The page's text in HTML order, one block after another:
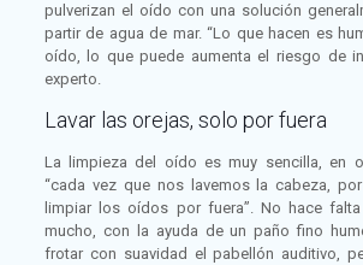
pulverizan el oído con una solución
partir de agua de mar. “Lo que hacen es
oído, lo que puede aumenta el riesgo de
experto.
Lavar las orejas, solo por fuera
La limpieza del oído es muy sencilla, en
“cada vez que nos lavemos la cabeza,
limpiar los oídos por fuera”. No hace
mucho, con la ayuda de un paño fino
frotar con suavidad el pabellón auditivo,